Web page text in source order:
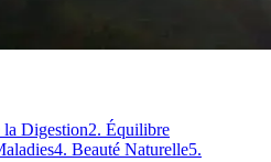
la Digestion2. Équilibre
4. Beauté Naturelle5.